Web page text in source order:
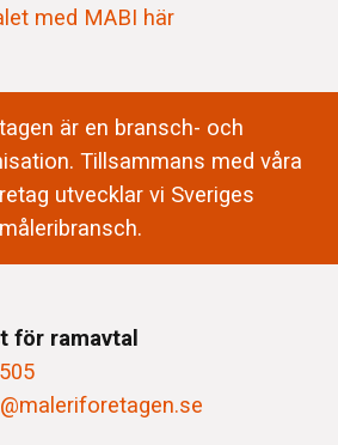
med MABI här
är en bransch- och
Tillsammans med våra
utvecklar vi Sveriges
måleribransch.
för ramavtal